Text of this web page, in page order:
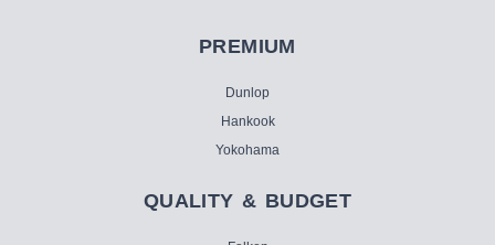
PREMIUM
Dunlop
Hankook
Yokohama
QUALITY & BUDGET